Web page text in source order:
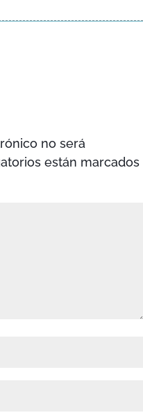
no será
están marcados